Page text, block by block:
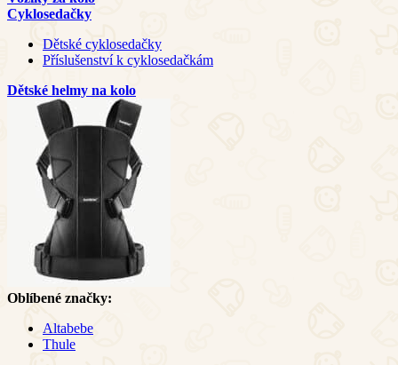
Cyklosedačky
Dětské cyklosedačky
Příslušenství k cyklosedačkám
Dětské helmy na kolo
Oblíbené značky:
Altabebe
Thule